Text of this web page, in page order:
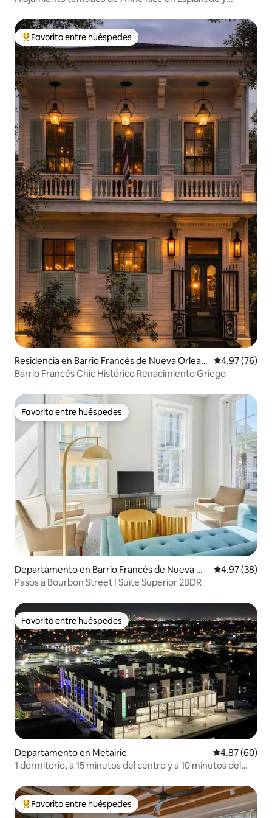
De los mejores en Favorito entre huéspedes
Favorito entre huéspedes
Residencia en Barrio Francés de Nueva Orlean
s
Calificación
4.97 (76)
Barrio Francés Chic Histórico Renacimiento Griego
Favorito entre huéspedes
Favorito entre huéspedes
Departamento en Barrio Francés de Nueva Orl
eans
Calificación
4.97 (38)
Pasos a Bourbon Street | Suite Superior 2BDR
Favorito entre huéspedes
Favorito entre huéspedes
Departamento en Metairie Calificación
4.87 (60)
1 dormitorio, a 15 minutos del centro y a 10 minutos del
De los mejores en Favorito entre huéspedes
Favorito entre huéspedes